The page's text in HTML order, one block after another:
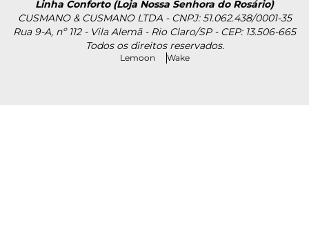
Linha Conforto (Loja Nossa Senhora do Rosário)
CUSMANO & CUSMANO LTDA - CNPJ: 51.062.438/0001-35
Rua 9-A, nº 112 - Vila Alemã - Rio Claro/SP - CEP: 13.506-665
Todos os direitos reservados.
Lemoon Wake